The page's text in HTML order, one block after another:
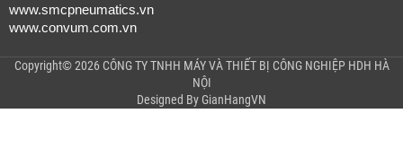
www.smcpneumatics.vn
www.convum.com.vn
Copyright© 2026 CÔNG TY TNHH MÁY VÀ THIẾT BỊ CÔNG NGHIỆP HDH HÀ
NỘI
Designed By GianHangVN